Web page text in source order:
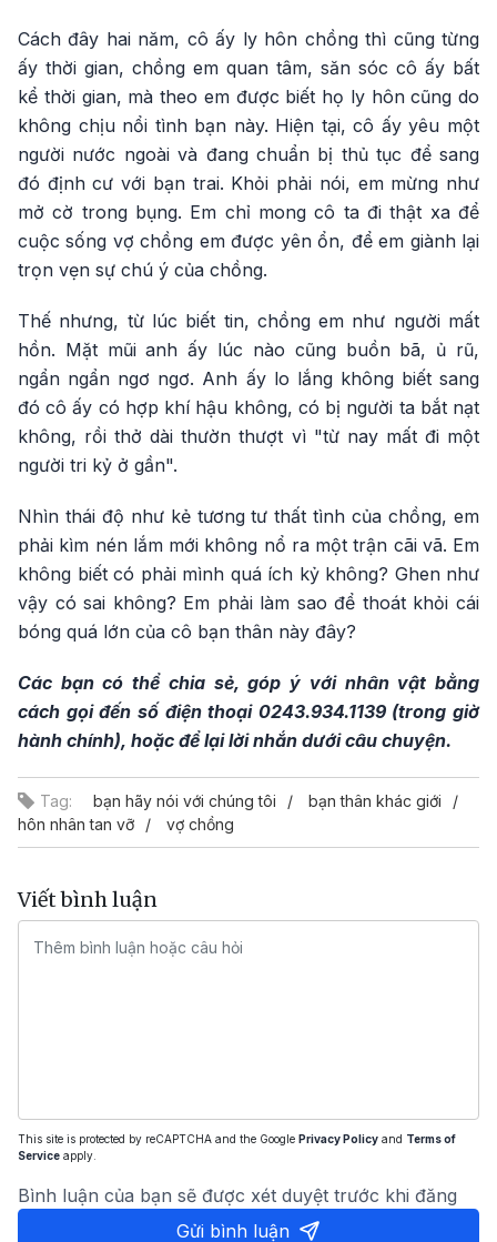
Cách đây hai năm, cô ấy ly hôn chồng thì cũng từng
ấy thời gian, chồng em quan tâm, săn sóc cô ấy bất
kể thời gian, mà theo em được biết họ ly hôn cũng do
không chịu nổi tình bạn này. Hiện tại, cô ấy yêu một
người nước ngoài và đang chuẩn bị thủ tục để sang
đó định cư với bạn trai. Khỏi phải nói, em mừng như
mở cờ trong bụng. Em chỉ mong cô ta đi thật xa để
cuộc sống vợ chồng em được yên ổn, để em giành lại
trọn vẹn sự chú ý của chồng.
Thế nhưng, từ lúc biết tin, chồng em như người mất
hồn. Mặt mũi anh ấy lúc nào cũng buồn bã, ủ rũ,
ngẩn ngẩn ngơ ngơ. Anh ấy lo lắng không biết sang
đó cô ấy có hợp khí hậu không, có bị người ta bắt nạt
không, rồi thở dài thườn thượt vì "từ nay mất đi một
người tri kỷ ở gần".
Nhìn thái độ như kẻ tương tư thất tình của chồng, em
phải kìm nén lắm mới không nổ ra một trận cãi vã. Em
không biết có phải mình quá ích kỷ không? Ghen như
vậy có sai không? Em phải làm sao để thoát khỏi cái
bóng quá lớn của cô bạn thân này đây?
Các bạn có thể chia sẻ, góp ý với nhân vật bằng
cách gọi đến số điện thoại 0243.934.1139 (trong giờ
hành chính), hoặc để lại lời nhắn dưới câu chuyện.
Tag: bạn hãy nói với chúng tôi
bạn thân khác giới
hôn nhân tan vỡ
vợ chồng
Viết bình luận
This site is protected by reCAPTCHA and the Google Privacy Policy and Terms of
Service apply.
Bình luận của bạn sẽ được xét duyệt trước khi đăng
Gửi bình luận